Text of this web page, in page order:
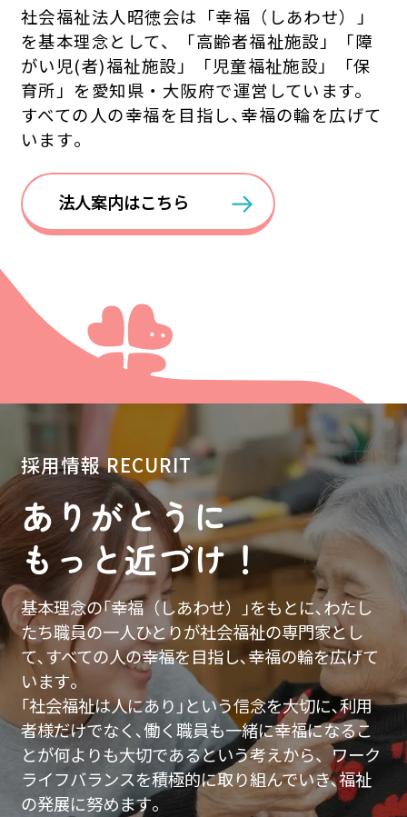
社会福祉法人昭徳会は「幸福（しあわせ）」
を基本理念として、「高齢者福祉施設」「障
がい児(者)福祉施設」「児童福祉施設」「保
育所」を愛知県・大阪府で運営しています。
すべての人の幸福を目指し､幸福の輪を広げて
います｡
法人案内はこちら
採用情報RECURIT
ありがとうに
もっと近づけ！
基本理念の｢幸福（しあわせ）｣をもとに､わたし
たち職員の一人ひとりが社会福祉の専門家とし
て､すべての人の幸福を目指し､幸福の輪を広げて
います｡
｢社会福祉は人にあり｣という信念を大切に､利用
者様だけでなく､働く職員も一緒に幸福になるこ
とが何よりも大切であるという考えから、ワーク
ライフバランスを積極的に取り組んでいき､福祉
の発展に努めます｡